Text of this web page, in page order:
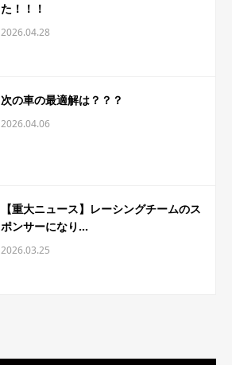
た！！！
2026.04.28
次の車の最適解は？？？
2026.04.06
【重大ニュース】レーシングチームのス
ポンサーになり...
2026.03.25